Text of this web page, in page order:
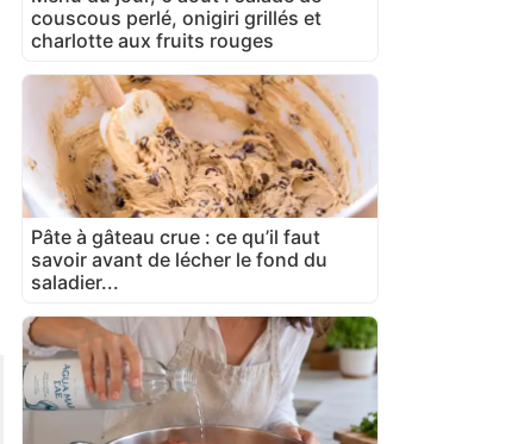
couscous perlé, onigiri grillés et
charlotte aux fruits rouges
Pâte à gâteau crue : ce qu’il faut
savoir avant de lécher le fond du
saladier...